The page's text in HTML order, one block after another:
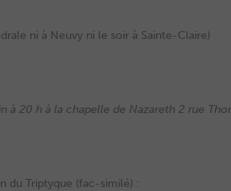
ni à Neuvy ni le soir à Sainte-Claire)
à 20 h à la chapelle de Nazareth 2 rue
du Triptyque (fac-similé) :